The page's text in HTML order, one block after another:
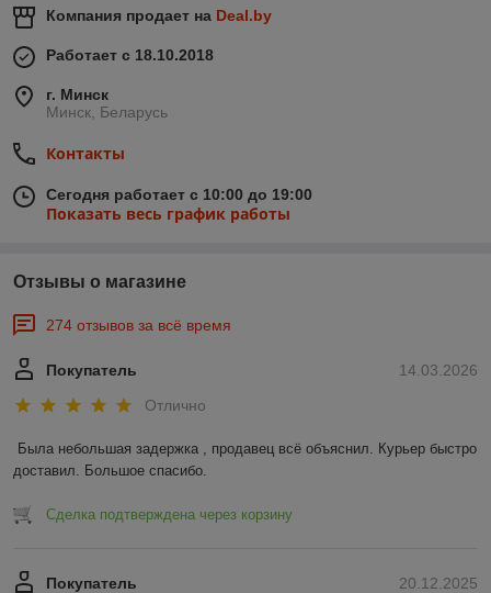
Компания продает на Deal.by
Работает с 18.10.2018
г. Минск
Минск, Беларусь
Контакты
Сегодня работает с 10:00 до 19:00
Показать весь график работы
Отзывы о магазине
274 отзывов за всё время
14.03.2026
Покупатель
Отлично
Была небольшая задержка , продавец всё объяснил. Курьер быстро
доставил. Большое спасибо.
Сделка подтверждена через корзину
20.12.2025
Покупатель